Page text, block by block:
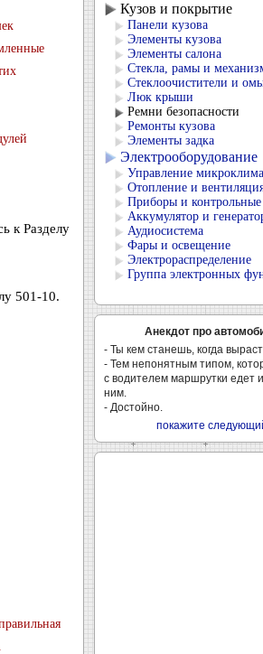
к Разделу
501-10.
Кузов и покрытие
Панели кузова
Элементы кузова
Элементы салона
Стекла, рамы и
Стеклоочистители и
Люк крыши
Ремни безопасности
Ремонты кузова
Элементы задка
Электрооборудование
Управление
Отопление и
Приборы и
Аккумулятор и
Аудиосистема
Фары и освещение
Электрораспределение
Группа электронных
Анекдот про
- Ты кем станешь, когда
- Тем непонятным типом,
с водителем маршрутки едет
ним.
- Достойно.
покажите